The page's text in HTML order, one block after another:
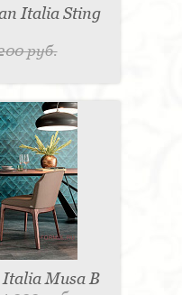
Italia Sting
руб.
Musa B